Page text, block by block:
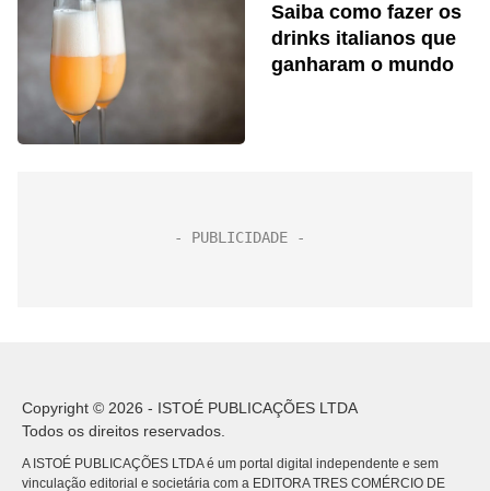
Saiba como fazer os
drinks italianos que
ganharam o mundo
Copyright © 2026 - ISTOÉ PUBLICAÇÕES LTDA
Todos os direitos reservados.
A ISTOÉ PUBLICAÇÕES LTDA é um portal digital independente e sem
vinculação editorial e societária com a EDITORA TRES COMÉRCIO DE